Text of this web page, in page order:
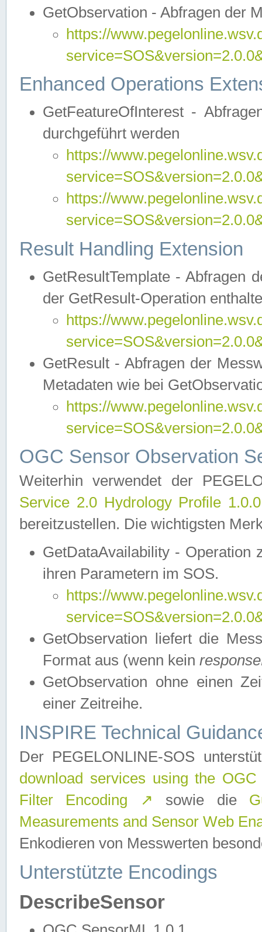
GetObservation - Abfragen der
https://
Enhanced Operations
GetFeatureOfInterest -
durchgeführt werden
https://
https://
Result Handling Extension
GetResultTemplate - Abfragen
der GetResult-Operation
https://
GetResult - Abfragen der
Metadaten wie bei
https://
OGC Sensor Observation
Weiterhin verwendet der
Service 2.0 Hydrology Profile
bereitzustellen. Die wichtigsten
GetDataAvailability - Operation
ihren Parametern im SOS.
https://
GetObservation liefert die
Format aus (wenn kein
GetObservation ohne einen
einer Zeitreihe.
INSPIRE Technical
Der PEGELONLINE-SOS
download services using the
Filter Encoding
↗ sowie die
Measurements and Sensor Web
Enkodieren von Messwerten
Unterstützte Encodings
DescribeSensor